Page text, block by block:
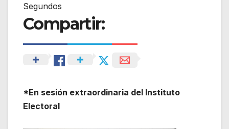
Segundos
Compartir:
*En sesión extraordinaria del Instituto
Electoral